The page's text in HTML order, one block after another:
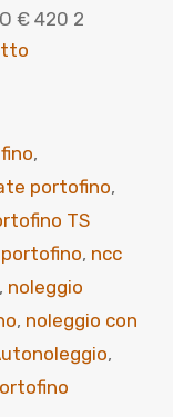
€ 420 2
,
portofino,
TS
, ncc
, noleggio
, noleggio con
,